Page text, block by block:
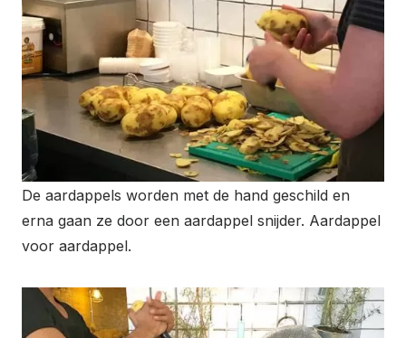
De aardappels worden met de hand geschild en
erna gaan ze door een aardappel snijder. Aardappel
voor aardappel.